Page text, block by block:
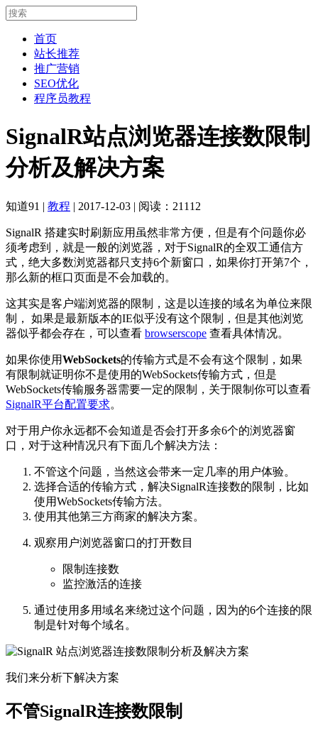
首页
站长推荐
推广营销
SEO优化
程序员教程
SignalR站点浏览器连接数限制
分析及解决方案
知道91 | 教程 | 2017-12-03 | 阅读：21112
SignalR 搭建实时刷新应用虽然非常方便，但是有个问题你必
须考虑到，就是一般的浏览器，对于SignalR的全双工通信方
式，绝大多数浏览器都只支持6个新窗口，如果你打开第7个，
那么新的框口页面是不会加载的。
这其实是客户端浏览器的限制，这是以连接的域名为单位来限
制， 如果是最新版本的IE似乎没有这个限制，但是其他浏览
器似乎都会存在，可以查看 browserscope 查看具体情况。
如果你使用WebSockets的传输方式是不会有这个限制，如果
有限制就证明你不是使用的WebSockets传输方式，但是
WebSockets传输服务器需要一定的限制，关于限制你可以查看
SignalR平台配置要求。
对于用户你永远都不会知道是否会打开多余6个的浏览器窗
口，对于这种情况只有下面几个解决方法：
不管这个问题，当然这会带来一定几率的用户体验。
选择合适的传输方式，解决SignalR连接数的限制，比如
使用WebSockets传输方法。
使用其他第三方商家的解决方案。
观察用户浏览器窗口的打开数目
限制连接数
监控激活的连接
通过使用多用域名来绕过这个问题，因为的6个连接的限
制是针对每个域名。
我们来分析下解决方案
不管SignalR连接数限制